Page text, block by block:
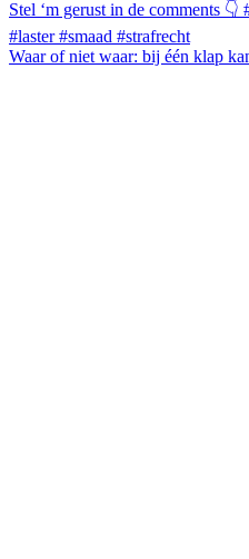
Waar of niet waar: bij één klap